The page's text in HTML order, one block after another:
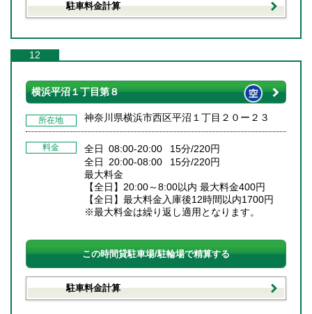
駐車料金計算
12
横浜平沼１丁目第８
所在地 神奈川県横浜市西区平沼１丁目２０ー２３
料金
全日 08:00-20:00 15分/220円
全日 20:00-08:00 15分/220円
最大料金
【全日】20:00～8:00以内 最大料金400円
【全日】最大料金入庫後12時間以内1700円
※最大料金は繰り返し適用となります。
この時間貸駐車場/駐輪場で精算する
駐車料金計算